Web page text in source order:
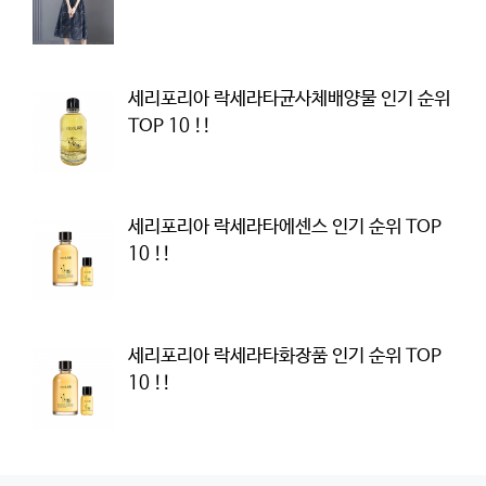
세리포리아 락세라타균사체배양물 인기 순위
TOP 10 !!
세리포리아 락세라타에센스 인기 순위 TOP
10 !!
세리포리아 락세라타화장품 인기 순위 TOP
10 !!